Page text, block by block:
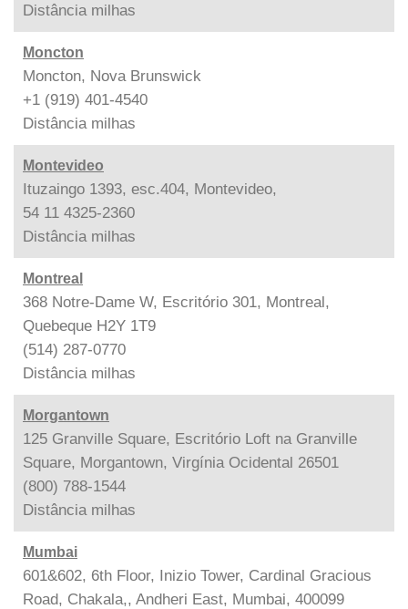
Distância milhas
Moncton
Moncton, Nova Brunswick
+1 (919) 401-4540
Distância milhas
Montevideo
Ituzaingo 1393, esc.404, Montevideo,
54 11 4325-2360
Distância milhas
Montreal
368 Notre-Dame W, Escritório 301, Montreal,
Quebeque H2Y 1T9
(514) 287-0770
Distância milhas
Morgantown
125 Granville Square, Escritório Loft na Granville
Square, Morgantown, Virgínia Ocidental 26501
(800) 788-1544
Distância milhas
Mumbai
601&602, 6th Floor, Inizio Tower, Cardinal Gracious
Road, Chakala,, Andheri East, Mumbai, 400099